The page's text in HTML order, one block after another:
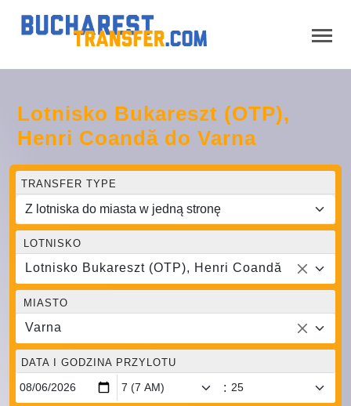
Lotnisko Bukareszt (OTP),
Henri Coandă do Varna
TRANSFER TYPE
LOTNISKO
Lotnisko Bukareszt (OTP), Henri Coandă
MIASTO
Varna
DATA I GODZINA PRZYLOTU
: